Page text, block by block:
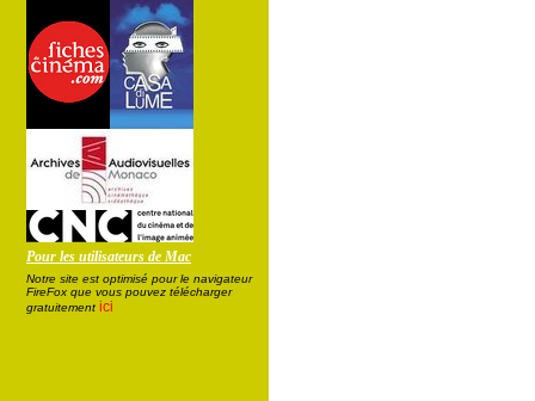
Pour les utilisateurs de Mac
Notre site est optimisé pour le navigateur
FireFox que vous pouvez télécharger
gratuitement ici